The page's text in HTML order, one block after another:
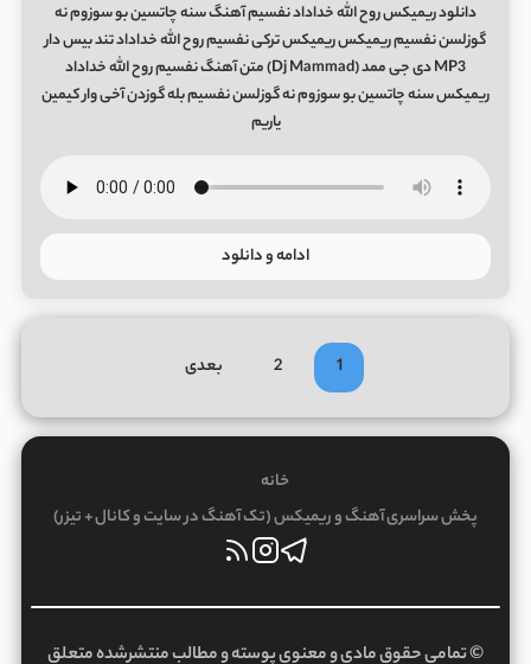
دانلود ریمیکس روح الله خداداد نفسیم آهنگ سنه چاتسین بو سوزوم نه
گوزلسن نفسیم ریمیکس ریمیکس ترکی نفسیم روح الله خداداد تند بیس دار
MP3 دی جی ممد (Dj Mammad) متن آهنگ نفسیم روح الله خداداد
ریمیکس سنه چاتسین بو سوزوم نه گوزلسن نفسیم بله گوزدن آخی وار کیمین
یاریم
ادامه و دانلود
1
2 بعدی
خانه
پخش سراسری آهنگ و ریمیکس (تک آهنگ در سایت و کانال + تیزر)
© تمامی حقوق مادی و معنوی پوسته و مطالب منتشرشده متعلق